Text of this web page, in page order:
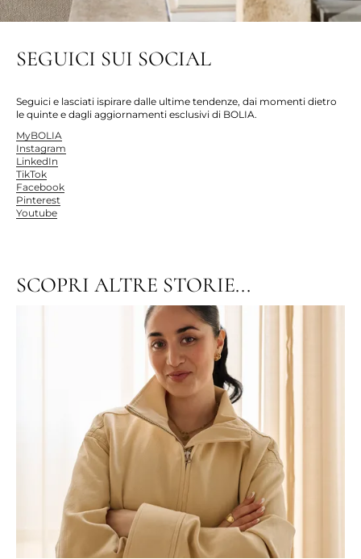
SEGUICI SUI SOCIAL
Seguici e lasciati ispirare dalle ultime tendenze, dai momenti dietro
le quinte e dagli aggiornamenti esclusivi di BOLIA.
MyBOLIA
Instagram
LinkedIn
TikTok
Facebook
Pinterest
Youtube
SCOPRI ALTRE STORIE...